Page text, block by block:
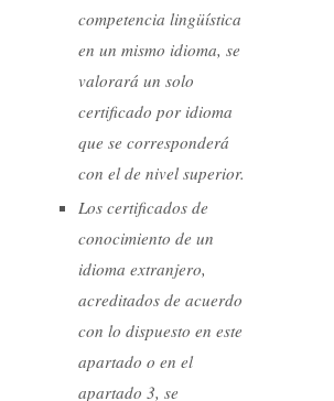
competencia lingüística
en un mismo idioma, se
valorará un solo
certificado por idioma
que se corresponderá
con el de nivel superior.
Los certificados de
conocimiento de un
idioma extranjero,
acreditados de acuerdo
con lo dispuesto en este
apartado o en el
apartado 3, se